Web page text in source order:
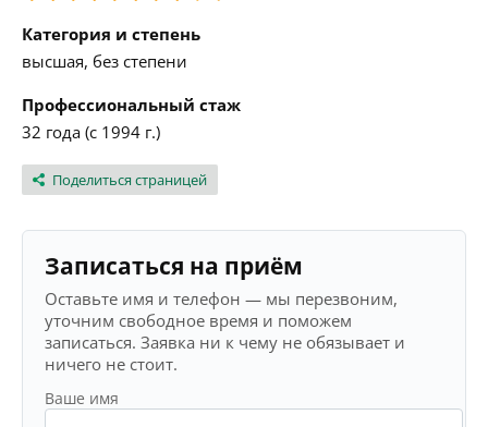
Категория и степень
высшая, без степени
Профессиональный стаж
32 года (с 1994 г.)
Поделиться страницей
Записаться на приём
Оставьте имя и телефон — мы перезвоним,
уточним свободное время и поможем
записаться. Заявка ни к чему не обязывает и
ничего не стоит.
Ваше имя